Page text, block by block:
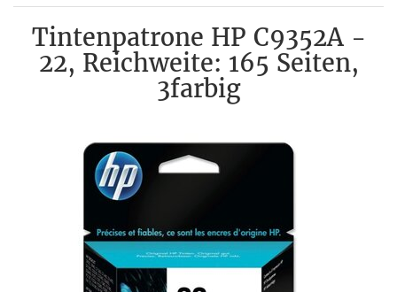
Tintenpatrone HP C9352A -
22, Reichweite: 165 Seiten,
3farbig